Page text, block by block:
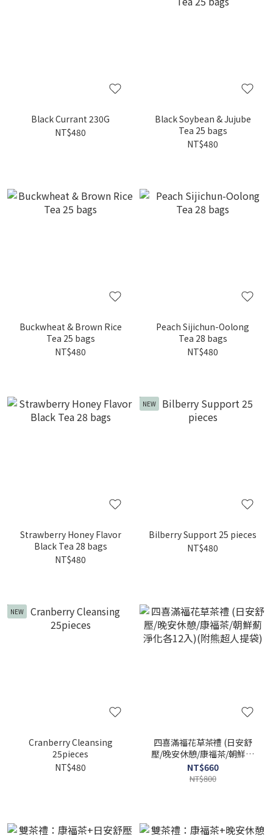
Black Currant 230G
NT$480
Black Soybean & Jujube
Tea 25 bags
NT$480
Buckwheat & Brown Rice
Tea 25 bags
NT$480
Peach Sijichun-Oolong
Tea 28 bags
NT$480
Strawberry Honey Flavor
Black Tea 28 bags
NT$480
NEW
Bilberry Support 25 pieces
NT$480
NEW
Cranberry Cleansing
25pieces
NT$480
四喜滿福花草茶禮 (日安舒
壓/晚安休憩/康福茶/朝鮮薊
淨化各12入)(附熊超人提袋)
NT$660
NT$800